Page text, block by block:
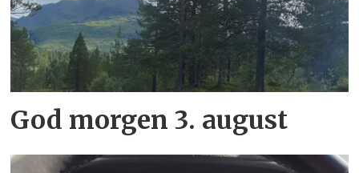
God morgen 3. august